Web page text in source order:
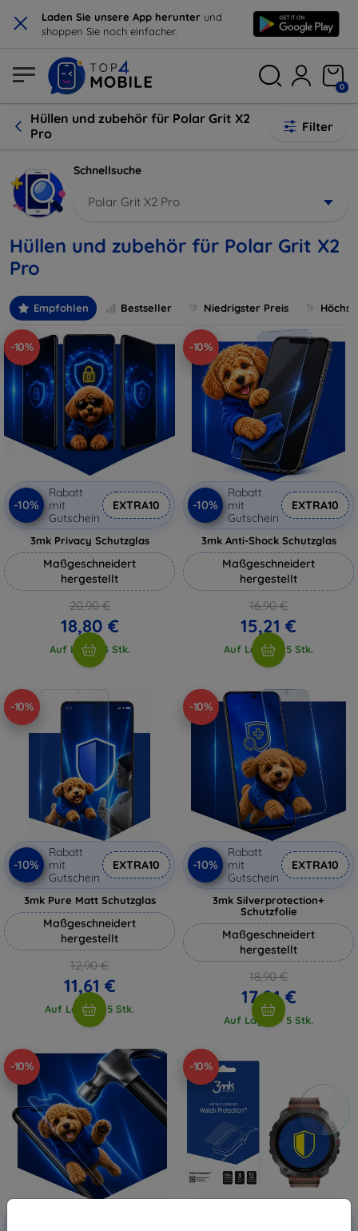
× Laden Sie unsere App herunter und
shoppen Sie noch einfacher.
0
Hüllen und zubehör für Polar Grit X2
Pro
Filter
Schnellsuche
Polar Grit X2 Pro
Hüllen und zubehör für Polar Grit X2
Pro
Empfohlen Bestseller Niedrigster Preis
-10%
-10%
Rabatt
mit
Gutschein
EXTRA10
3mk Privacy Schutzglas
Maßgeschneidert
hergestellt
20,90 €
18,80 €
Auf Lager 3 Stk.
-10%
-10%
Rabatt
mit
Gutschein
EXTRA10
3mk Anti-Shock Schutzglas
Maßgeschneidert
hergestellt
16,90 €
15,21 €
Auf Lager > 5 Stk.
-10%
-10%
Rabatt
mit
Gutschein
EXTRA10
3mk Pure Matt Schutzglas
Maßgeschneidert
hergestellt
12,90 €
11,61 €
Auf Lager > 5 Stk.
-10%
-10%
Rabatt
mit
Gutschein
EXTRA10
3mk Silverprotection+
Schutzfolie
Maßgeschneidert
hergestellt
18,90 €
17,01 €
Auf Lager > 5 Stk.
-10% -10%